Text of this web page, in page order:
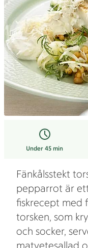
Under 45 min
Fänkålsstekt
pepparrot är
fiskrecept med
torsken, som
och socker,
matvetesallad